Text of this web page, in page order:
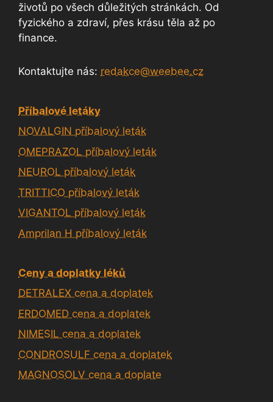
životů po všech důležitých stránkách. Od
fyzického a zdraví, přes krásu těla až po
finance.
Kontaktujte nás: redakce@weebee.cz
Příbalové letáky
NOVALGIN příbalový leták
OMEPRAZOL příbalový leták
NEUROL příbalový leták
TRITTICO příbalový leták
VIGANTOL příbalový leták
Amprilan H příbalový leták
Ceny a doplatky léků
DETRALEX cena a doplatek
ERDOMED cena a doplatek
NIMESIL cena a doplatek
CONDROSULF cena a doplatek
MAGNOSOLV cena a doplate